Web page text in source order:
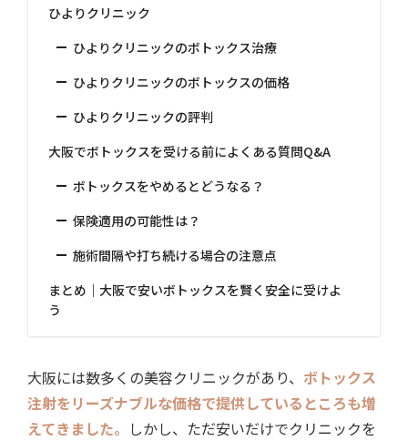
ひよりクリニック
ひよりクリニックのボトックス治療
ひよりクリニックのボトックスの価格
ひよりクリニックの評判
大阪でボトックスを受ける前によくある質問Q&A
ボトックスをやめるとどうなる？
保険適用の可能性は？
施術間隔や打ち続ける場合の注意点
まとめ｜大阪で安いボトックスを賢く安全に受けよ
う
大阪には数多くの美容クリニックがあり、 ボトックス
注射をリーズナブルな価格で提供しているところも増
えてきました。 しかし、ただ安いだけでクリニックを